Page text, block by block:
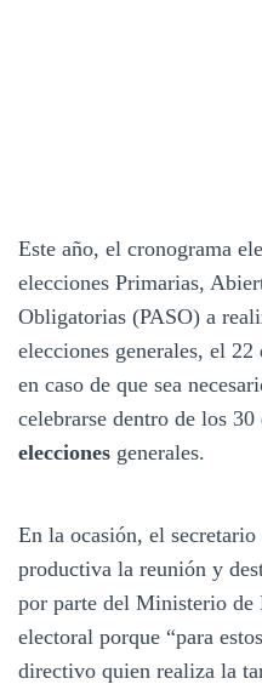
Este año, el cronograma
elecciones Primarias,
Obligatorias (PASO) a
elecciones generales, el
en caso de que sea
celebrarse dentro de los
elecciones generales.
En la ocasión, el
productiva la reunión y
por parte del Ministerio de
electoral porque “para
directivo quien realiza la